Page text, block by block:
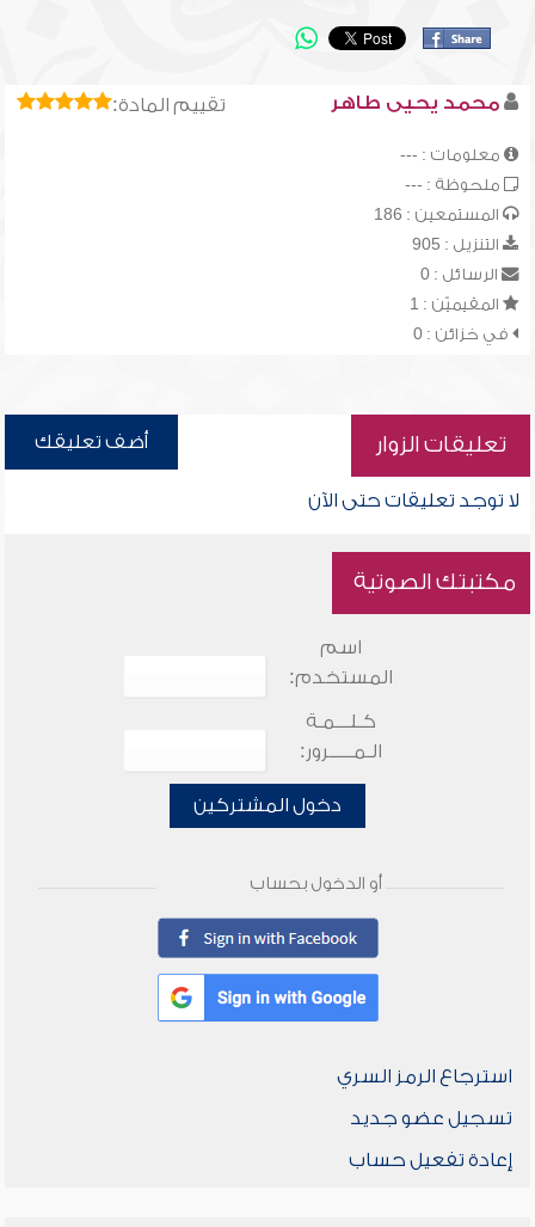
تقييم المادة: محمد يحيى طاهر
معلومات : ---
ملحوظة : ---
المستمعين : 186
التنزيل : 905
الرسائل : 0
المقيميّن : 1
في خزائن : 0
تعليقات الزوار أضف تعليقك
لا توجد تعليقات حتى الآن
مكتبتك الصوتية
اسم
المستخدم:
كـلـــمـة
الـمـــــرور:
دخول المشتركين
أو الدخول بحساب
استرجاع الرمز السري
تسجيل عضو جديد
إعادة تفعيل حساب